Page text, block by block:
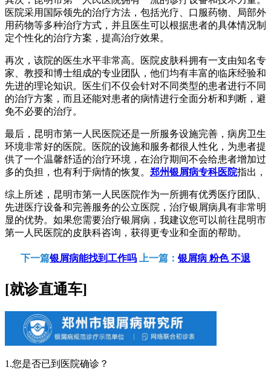
医院采用国际领先的治疗方法，包括光疗、口服药物、局部外
用药物等多种治疗方式，并且医生可以根据患者的具体情况制
定个性化的治疗方案，提高治疗效果。
再次，该院的医生水平非常高。医院皮肤科拥有一支由知名专
家、教授和博士组成的专业团队，他们均有丰富的临床经验和
先进的理论知识。医生们不仅会针对不同类型的患者进行不同
的治疗方案，而且还能对患者的病情进行全面分析和判断，避
免不必要的治疗。
最后，昆明市第一人民医院还是一所服务设施完善，病房卫生
环境非常好的医院。医院的设施和服务都很人性化，为患者提
供了一个温馨舒适的治疗环境，在治疗期间不会给患者增加过
多的负担，也有利于病情的恢复。 郑州银屑病专科医院指出，
综上所述，昆明市第一人民医院作为一所拥有优秀医疗团队、
先进医疗设备和完善服务的公立医院，治疗银屑病具有非常明
显的优势。如果您需要治疗银屑病，我建议您可以前往昆明市
第一人民医院的皮肤科咨询，获得更专业和全面的帮助。
下一篇银屑病能找到工作吗 上一篇：银屑病 粉色 不退
[就诊直通车]
1.您是否已到医院确诊？